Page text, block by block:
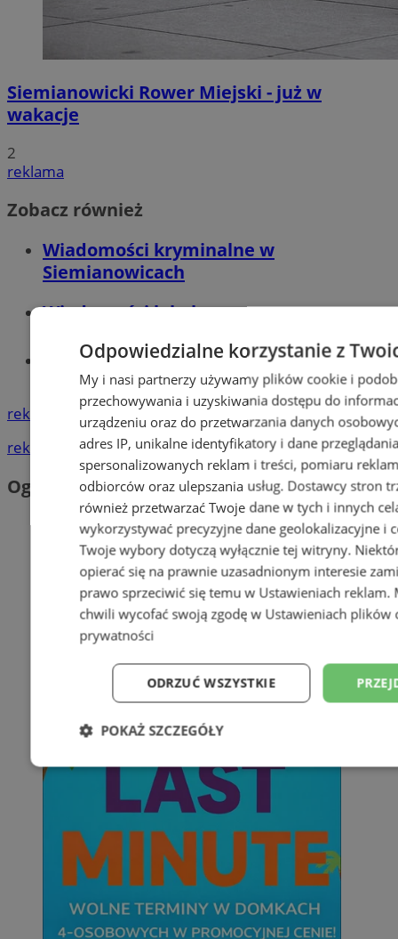
Siemianowicki Rower Miejski - już w
wakacje
2
reklama
Zobacz również
Wiadomości kryminalne w
Siemianowicach
Wiadomości lokalne
Tworzenie stron www - Siemianowice
reklama
reklama
Ogłoszenia
Odpowiedzialne korzystanie z
My i nasi partnerzy używamy plików cookie i
przechowywania i uzyskiwania dostępu do
urządzeniu oraz do przetwarzania danych
adres IP, unikalne identyfikatory i dane
spersonalizowanych reklam i treści, pomiaru
odbiorców oraz ulepszania usług. Dostawcy stron
również przetwarzać Twoje dane w tych i innych
wykorzystywać precyzyjne dane geolokalizacyjne i
Twoje wybory dotyczą wyłącznie tej witryny.
opierać się na prawnie uzasadnionym interesie
prawo sprzeciwić się temu w Ustawieniach reklam.
chwili wycofać swoją zgodę w Ustawieniach plików
prywatności
ODRZUĆ WSZYSTKIE
POKAŻ SZCZEGÓŁY
Niezbędne Wydajność
Niesklasyfikowane